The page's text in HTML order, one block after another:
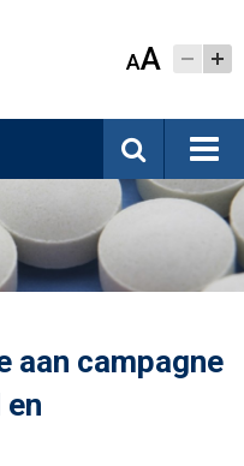
AA
aan campagne